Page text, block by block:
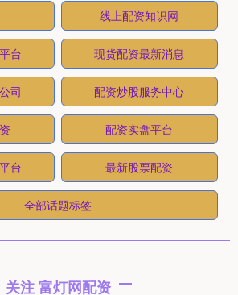
线上配资知识网
台 现货配资最新消息
司 配资炒股服务中心
配资实盘平台
台 最新股票配资
全部话题标签
关注 富灯网配资